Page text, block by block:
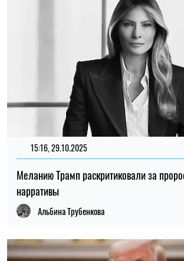
15:16, 29.10.2025
Меланию Трамп раскритиковали за
нарративы
Альбина Трубенкова